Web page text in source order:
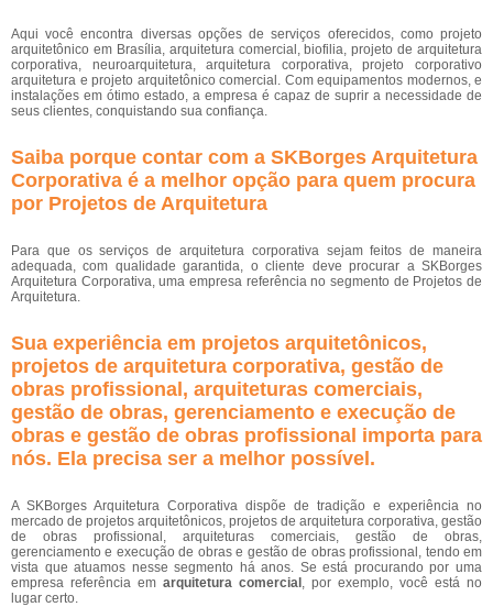
Aqui você encontra diversas opções de serviços oferecidos, como projeto
arquitetônico em Brasília, arquitetura comercial, biofilia, projeto de arquitetura
corporativa, neuroarquitetura, arquitetura corporativa, projeto corporativo
arquitetura e projeto arquitetônico comercial. Com equipamentos modernos, e
instalações em ótimo estado, a empresa é capaz de suprir a necessidade de
seus clientes, conquistando sua confiança.
Saiba porque contar com a SKBorges Arquitetura
Corporativa é a melhor opção para quem procura
por Projetos de Arquitetura
Para que os serviços de arquitetura corporativa sejam feitos de maneira
adequada, com qualidade garantida, o cliente deve procurar a SKBorges
Arquitetura Corporativa, uma empresa referência no segmento de Projetos de
Arquitetura.
Sua experiência em projetos arquitetônicos,
projetos de arquitetura corporativa, gestão de
obras profissional, arquiteturas comerciais,
gestão de obras, gerenciamento e execução de
obras e gestão de obras profissional importa para
nós. Ela precisa ser a melhor possível.
A SKBorges Arquitetura Corporativa dispõe de tradição e experiência no
mercado de projetos arquitetônicos, projetos de arquitetura corporativa, gestão
de obras profissional, arquiteturas comerciais, gestão de obras,
gerenciamento e execução de obras e gestão de obras profissional, tendo em
vista que atuamos nesse segmento há anos. Se está procurando por uma
empresa referência em arquitetura comercial , por exemplo, você está no
lugar certo.